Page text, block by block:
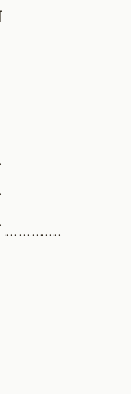
………….